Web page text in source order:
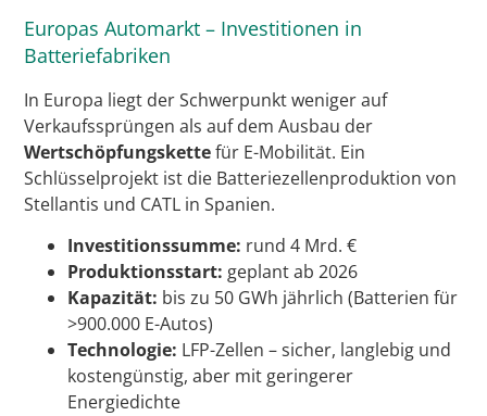
Europas Automarkt – Investitionen in
Batteriefabriken
In Europa liegt der Schwerpunkt weniger auf
Verkaufssprüngen als auf dem Ausbau der
Wertschöpfungskettefür E-Mobilität. Ein
Schlüsselprojekt ist die Batteriezellenproduktion von
Stellantis und CATL in Spanien.
Investitionssumme: rund 4 Mrd. €
Produktionsstart: geplant ab 2026
Kapazität: bis zu 50 GWh jährlich (Batterien für
>900.000 E-Autos)
Technologie: LFP-Zellen – sicher, langlebig und
kostengünstig, aber mit geringerer
Energiedichte